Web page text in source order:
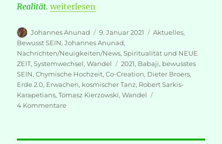
Realität. „Dieter Broers – Was wir 2021 erleben,
weiterlesen
Autor
Johannes Anunad
Veröffentlicht
am
9. Januar 2021 Kategorien
Aktuelles,
Bewusst SEIN,Johannes Anunad,
Nachrichten/Neuigkeiten/News,Spiritualität und NEUE
ZEIT,Systemwechsel,Wandel Schlagwörter
2021, Babaji, bewusstes
SEIN,Chymische Hochzeit,Co-Creation, Dieter Broers,
Erde 2.0, Erwachen, kosmischer Tanz, Robert Sarkis-
Karapetians,Tomasz Kierzowski,Wandel
4 Kommentarezu